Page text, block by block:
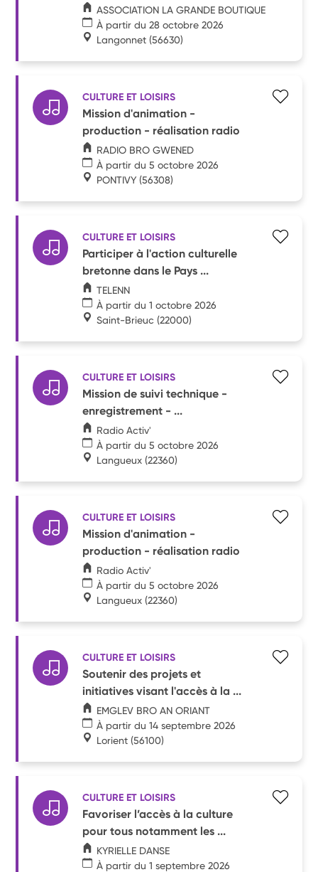
ASSOCIATION LA GRANDE BOUTIQUE
À partir du 28 octobre 2026
Langonnet (56630)
CULTURE ET LOISIRS
Mission d'animation -
production - réalisation radio
RADIO BRO GWENED
À partir du 5 octobre 2026
PONTIVY (56308)
CULTURE ET LOISIRS
Participer à l'action culturelle
bretonne dans le Pays ...
TELENN
À partir du 1 octobre 2026
Saint-Brieuc (22000)
CULTURE ET LOISIRS
Mission de suivi technique -
enregistrement - ...
Radio Activ'
À partir du 5 octobre 2026
Langueux (22360)
CULTURE ET LOISIRS
Mission d'animation -
production - réalisation radio
Radio Activ'
À partir du 5 octobre 2026
Langueux (22360)
CULTURE ET LOISIRS
Soutenir des projets et
initiatives visant l'accès à la ...
EMGLEV BRO AN ORIANT
À partir du 14 septembre 2026
Lorient (56100)
CULTURE ET LOISIRS
Favoriser l’accès à la culture
pour tous notamment les ...
KYRIELLE DANSE
À partir du 1 septembre 2026